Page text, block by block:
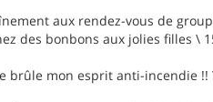
aux rendez-vous de
des bonbons aux jolies filles \
mon esprit anti-incendie !!